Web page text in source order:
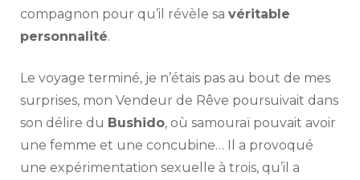
compagnon pour qu’il révèle sa véritable
personnalité.
Le voyage terminé, je n’étais pas au bout de mes
surprises, mon Vendeur de Rêve poursuivait dans
son délire du Bushido, où samouraï pouvait avoir
une femme et une concubine… Il a provoqué
une expérimentation sexuelle à trois, qu’il a